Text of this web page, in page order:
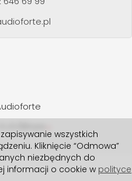
wszystkich
Kliknięcie “Odmowa”
niezbędnych do
informacji o cookie w polityce